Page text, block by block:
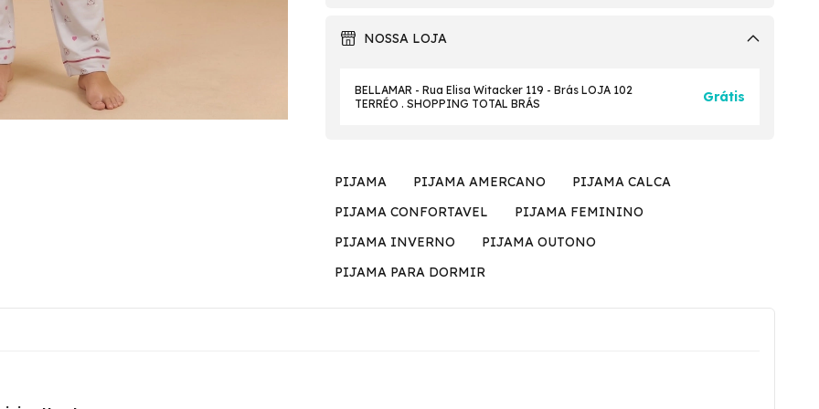
NOSSA LOJA
BELLAMAR - Rua Elisa Witacker 119 - Brás LOJA 102
TERRÉO . SHOPPING TOTAL BRÁS
Grátis
PIJAMA PIJAMA AMERCANO
PIJAMA CALCA
PIJAMA CONFORTAVEL
PIJAMA FEMININO
PIJAMA INVERNO
PIJAMA OUTONO
PIJAMA PARA DORMIR